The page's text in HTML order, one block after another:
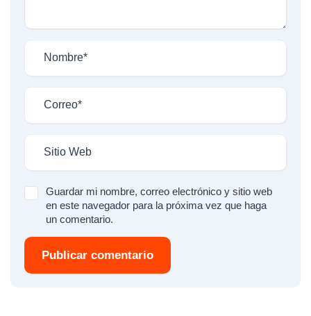
Guardar mi nombre, correo electrónico y sitio web
en este navegador para la próxima vez que haga
un comentario.
Publicar comentario